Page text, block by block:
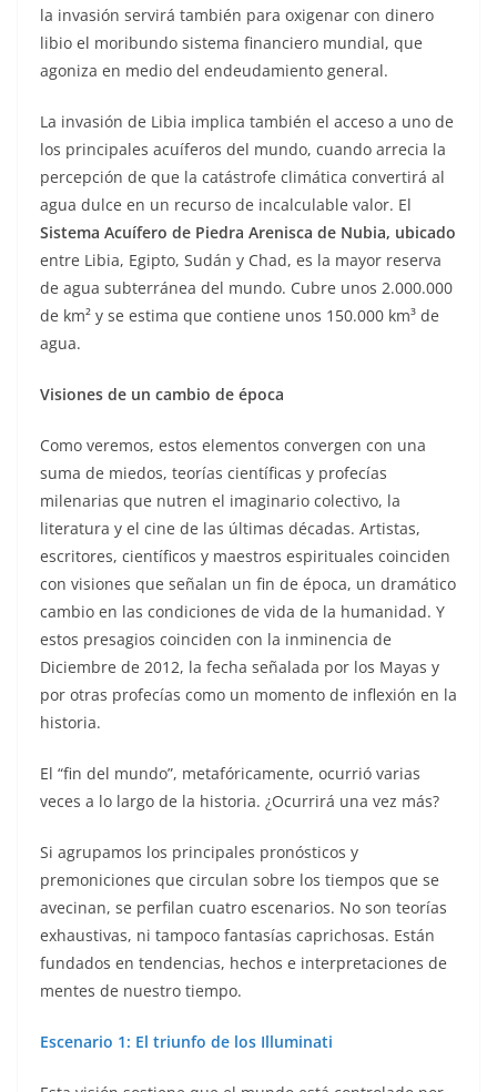
la invasión servirá también para oxigenar con dinero
libio el moribundo sistema financiero mundial, que
agoniza en medio del endeudamiento general.
La invasión de Libia implica también el acceso a uno de
los principales acuíferos del mundo, cuando arrecia la
percepción de que la catástrofe climática convertirá al
agua dulce en un recurso de incalculable valor. El
Sistema Acuífero de Piedra Arenisca de Nubia, ubicado
entre Libia, Egipto, Sudán y Chad, es la mayor reserva
de agua subterránea del mundo. Cubre unos 2.000.000
de km² y se estima que contiene unos 150.000 km³ de
agua.
Visiones de un cambio de época
Como veremos, estos elementos convergen con una
suma de miedos, teorías científicas y profecías
milenarias que nutren el imaginario colectivo, la
literatura y el cine de las últimas décadas. Artistas,
escritores, científicos y maestros espirituales coinciden
con visiones que señalan un fin de época, un dramático
cambio en las condiciones de vida de la humanidad. Y
estos presagios coinciden con la inminencia de
Diciembre de 2012, la fecha señalada por los Mayas y
por otras profecías como un momento de inflexión en la
historia.
El “fin del mundo”, metafóricamente, ocurrió varias
veces a lo largo de la historia. ¿Ocurrirá una vez más?
Si agrupamos los principales pronósticos y
premoniciones que circulan sobre los tiempos que se
avecinan, se perfilan cuatro escenarios. No son teorías
exhaustivas, ni tampoco fantasías caprichosas. Están
fundados en tendencias, hechos e interpretaciones de
mentes de nuestro tiempo.
Escenario 1: El triunfo de los Illuminati